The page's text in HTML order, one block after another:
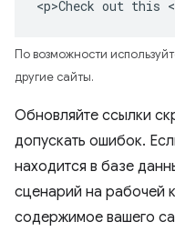
<p>Check out this
По возможности
другие сайты.
Обновляйте ссылки
допускать ошибок.
находится в базе
сценарий на рабочей
содержимое вашего